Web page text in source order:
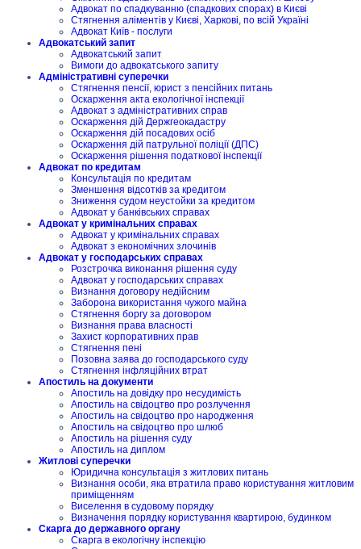
Адвокат по спадкуванню (спадкових спорах) в Києві
Стягнення аліментів у Києві, Харкові, по всій Україні
Адвокат Київ - послуги
Адвокатський запит
Адвокатський запит
Вимоги до адвокатського запиту
Адміністративні суперечки
Стягнення пенсії, юрист з пенсійних питань
Оскарження акта екологічної інспекції
Адвокат з адміністративних справ
Оскарження дій Держгеокадастру
Оскарження дій посадових осіб
Оскарження дій патрульної поліції (ДПС)
Оскарження рішення податкової інспекції
Адвокат по кредитам
Консультація по кредитам
Зменшення відсотків за кредитом
Зниження судом неустойки за кредитом
Адвокат у банківських справах
Адвокат у кримінальних справах
Адвокат у кримінальних справах
Адвокат з економічних злочинів
Адвокат у господарських справах
Розстрочка виконання рішення суду
Адвокат у господарських справах
Визнання договору недійсним
Заборона використання чужого майна
Стягнення боргу за договором
Визнання права власності
Захист корпоративних прав
Стягнення пені
Позовна заява до господарського суду
Стягнення інфляційних втрат
Апостиль на документи
Апостиль на довідку про несудимість
Апостиль на свідоцтво про розлучення
Апостиль на свідоцтво про народження
Апостиль на свідоцтво про шлюб
Апостиль на рішення суду
Апостиль на диплом
Житлові суперечки
Юридична консультація з житлових питань
Визнання особи, яка втратила право користування житловим
приміщенням
Виселення в судовому порядку
Визначення порядку користування квартирою, будинком
Скарга до державного органу
Скарга в екологічну інспекцію